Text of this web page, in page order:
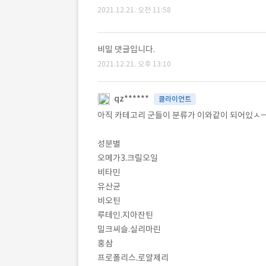
2021.12.21. 오전 11:58
비밀 댓글입니다.
2021.12.21. 오후 13:10
qz****** 클라이언트
아직 카테고리 군들이 분류가 이와같이 되어있ㅅ
성분별
오메가3.크릴오일
비타민
유산균
비오틴
루테인.지아잔틴
밀크씨슬.실리마린
홍삼
프로폴리스.로얄제리